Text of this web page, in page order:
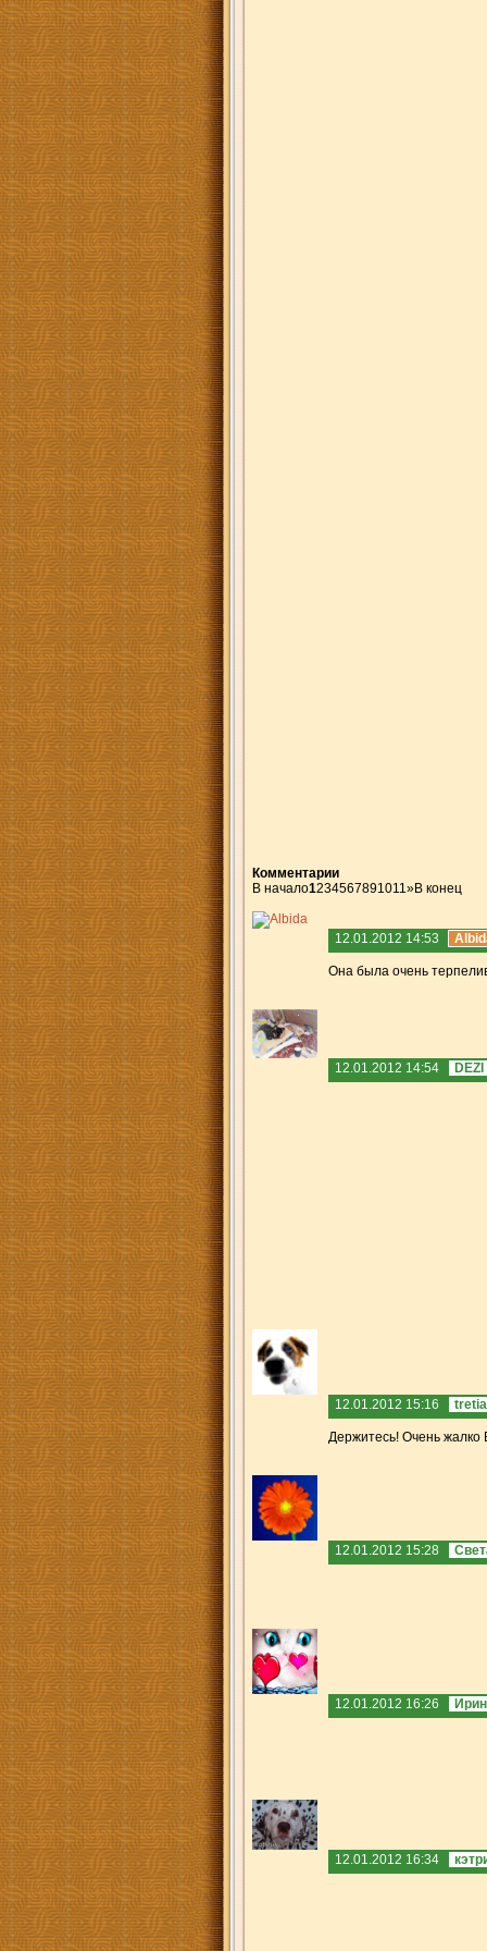
Комментарии
В начало1234567891011»В конец
12.01.2012 14:53
Она была очень
12.01.2012 14:54 DEZI
12.01.2012 15:16
Держитесь! Очень жалко
12.01.2012 15:28
12.01.2012 16:26
12.01.2012 16:34